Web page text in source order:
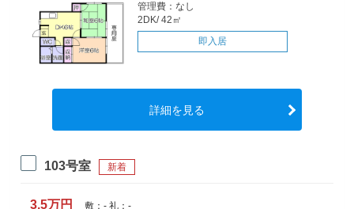
管理費：なし
2DK/ 42㎡
即入居
詳細を見る
103号室 新着
3.5万円 敷：- 礼：-